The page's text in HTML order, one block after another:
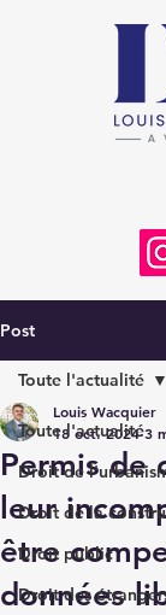
Post
Toute l'actualité
Droit de
Droit de la
Droit public
Droit des
Toute l'actualité
Permis de
leur
être
données
Louis Wacquier
18 oct. 2024 3